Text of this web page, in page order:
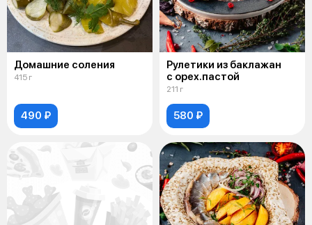
Домашние соления
415 г
490 ₽
Рулетики из баклажан
с орех.пастой
211 г
580 ₽